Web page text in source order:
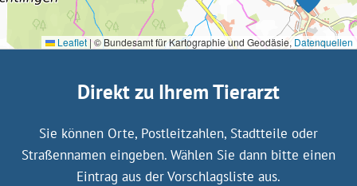
Leaflet | © Bundesamt für Kartographie und Geodäsie, Datenquellen
Direkt zu Ihrem Tierarzt
Sie können Orte, Postleitzahlen, Stadtteile oder
Straßennamen eingeben. Wählen Sie dann bitte einen
Eintrag aus der Vorschlagsliste aus.